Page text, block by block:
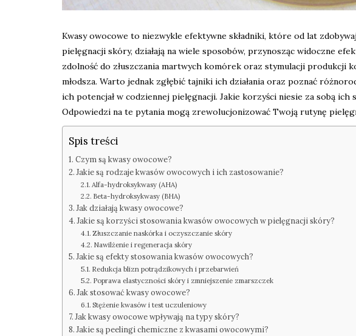
Kwasy owocowe to niezwykle efektywne składniki, które od lat
pielęgnacji skóry, działają na wiele sposobów, przynosząc widoczne
zdolność do złuszczania martwych komórek oraz stymulacji produkcji
młodsza. Warto jednak zgłębić tajniki ich działania oraz poznać
ich potencjał w codziennej pielęgnacji. Jakie korzyści niesie za sobą
Odpowiedzi na te pytania mogą zrewolucjonizować Twoją rutynę
Spis treści
Czym są kwasy owocowe?
Jakie są rodzaje kwasów owocowych i ich zastosowanie?
Alfa-hydroksykwasy (AHA)
Beta-hydroksykwasy (BHA)
Jak działają kwasy owocowe?
Jakie są korzyści stosowania kwasów owocowych w pielęgnacji skóry?
Złuszczanie naskórka i oczyszczanie skóry
Nawilżenie i regeneracja skóry
Jakie są efekty stosowania kwasów owocowych?
Redukcja blizn potrądzikowych i przebarwień
Poprawa elastyczności skóry i zmniejszenie zmarszczek
Jak stosować kwasy owocowe?
Stężenie kwasów i test uczuleniowy
Jak kwasy owocowe wpływają na typy skóry?
Jakie są peelingi chemiczne z kwasami owocowymi?